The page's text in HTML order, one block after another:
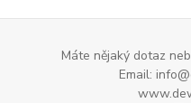
Máte nějaký dotaz
Email: